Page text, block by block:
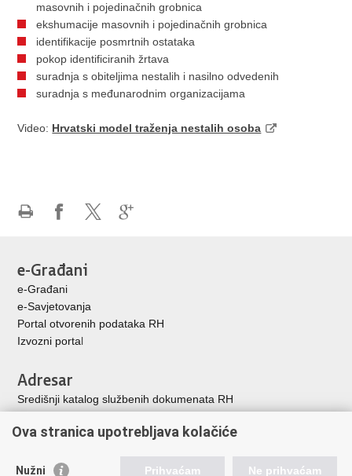
masovnih i pojedinačnih grobnica
ekshumacije masovnih i pojedinačnih grobnica
identifikacije posmrtnih ostataka
pokop identificiranih žrtava
suradnja s obiteljima nestalih i nasilno odvedenih
suradnja s međunarodnim organizacijama
Video: Hrvatski model traženja nestalih osoba
Facebooku
X-
e-Građani
e-Građani
e-Savjetovanja
Portal otvorenih podataka RH
Izvozni portal
Adresar
Središnji katalog službenih dokumenata RH
Adresar političkih stranaka u RH
Ova stranica upotrebljava kolačiće
Nužni Prihvaćam Ne prihvaćam